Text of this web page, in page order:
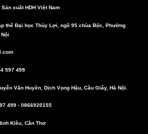
xuất HDH Việt Nam
thể Đại học Thủy Lợi, ngõ 95 chùa Bộc, Phường
597 499
Văn Huyên, Dịch Vọng Hậu, Cầu Giấy, Hà Nội.
499 - 0866920155
Kiều, Cần Thơ